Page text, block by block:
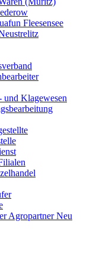
Fleesensee
und Klagewesen
Agropartner Neu